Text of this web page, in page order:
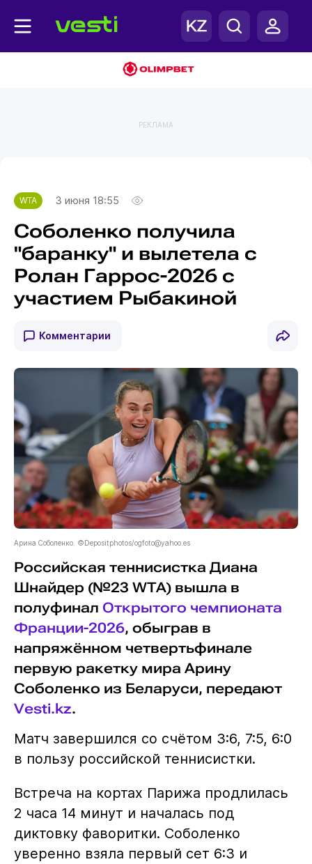
РЕКЛАМА
WTA 3 июня 18:55
Соболенко получила
"баранку" и вылетела с
Ролан Гаррос-2026 с
участием Рыбакиной
Комментарии
Арина Соболенко. ©Depositphotos/ogfoto@yahoo.es
Российская теннисистка Диана
Шнайдер (№23 WTA) вышла в
полуфинал Открытого чемпионата
Франции-2026, обыграв в
напряжённом четвертьфинале
первую ракетку мира Арину
Соболенко из Беларуси, передают
Vesti.kz.
Матч завершился со счётом 3:6, 7:5, 6:0
в пользу российской теннисистки.
Встреча на кортах Парижа продлилась
2 часа 14 минут и началась под
диктовку фаворитки. Соболенко
уверенно взяла первый сет 6:3 и